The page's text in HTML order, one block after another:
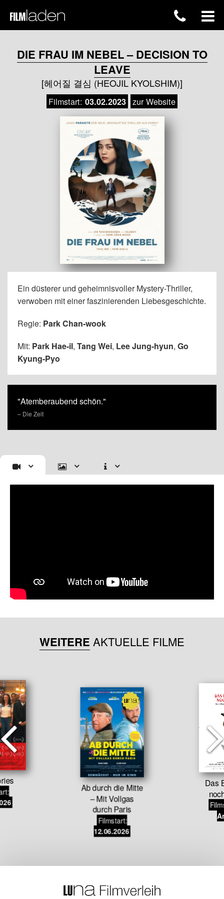
DIE FRAU IM NEBEL – DECISION TO
LEAVE
[헤어질 결심 (HEOJIL KYOLSHIM)]
Filmstart: 03.02.2023 zur Website
Ein düsterer und geheimnisvoller Mystery-Thriller,
verwoben mit einer faszinierenden Liebesgeschichte.
Regie: Park Chan-wook
Mit: Park Hae-il, Tang Wei, Lee Jung-hyun, Go
Kyung-Pyo
"Atemberaubend schön."
– Die Zeit
WEITERE AKTUELLE FILME
Ab durch die Mitte
– Mit Vollgas
durch Paris
Filmstart:
12.06.2026
Das